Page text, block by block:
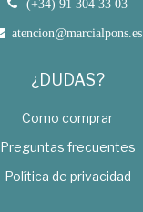
(+34) 91 304 33 03
atencion@marcialpons.es
¿DUDAS?
Como comprar
Preguntas frecuentes
Política de privacidad